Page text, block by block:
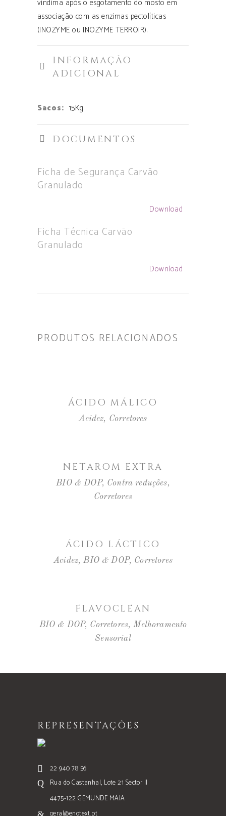
vindima após o esgotamento do mosto em
associação com as enzimas pectolíticas
(INOZYME ou INOZYME TERROIR).
INFORMAÇÃO
ADICIONAL
Sacos: 15Kg
DOCUMENTOS
Ficha de Segurança Carvão
Granulado
Download
Ficha Técnica Carvão
Granulado
Download
PRODUTOS RELACIONADOS
ÁCIDO MÁLICO
Acidez, Corretores
NETAROM EXTRA
BIO & DOP, Contra reduções,
Corretores
ÁCIDO LÁCTICO
Acidez,BIO & DOP, Corretores
FLAVOCLEAN
BIO & DOP, Corretores,Melhoramento
Sensorial
REPRESENTAÇÕES
22 940 78 56
Rua do Castanhal, Lote 21 Sector II
4475-122 GEMUNDE MAIA
geral@enotext.pt